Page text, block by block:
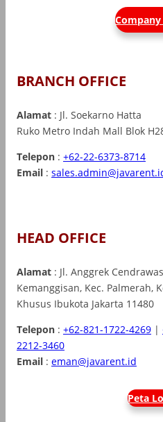
BRANCH OFFICE
Alamat : Jl. Soekarno Hatta
Ruko Metro Indah Mall Blok
Telepon : +62-22-6373-8714
Email :
HEAD OFFICE
Alamat : Jl. Anggrek
Kemanggisan, Kec. Palmerah,
Khusus Ibukota Jakarta 11480
Telepon : +62-821-1722-4269 |
2212-3460
Email : eman@javarent.id
Peta